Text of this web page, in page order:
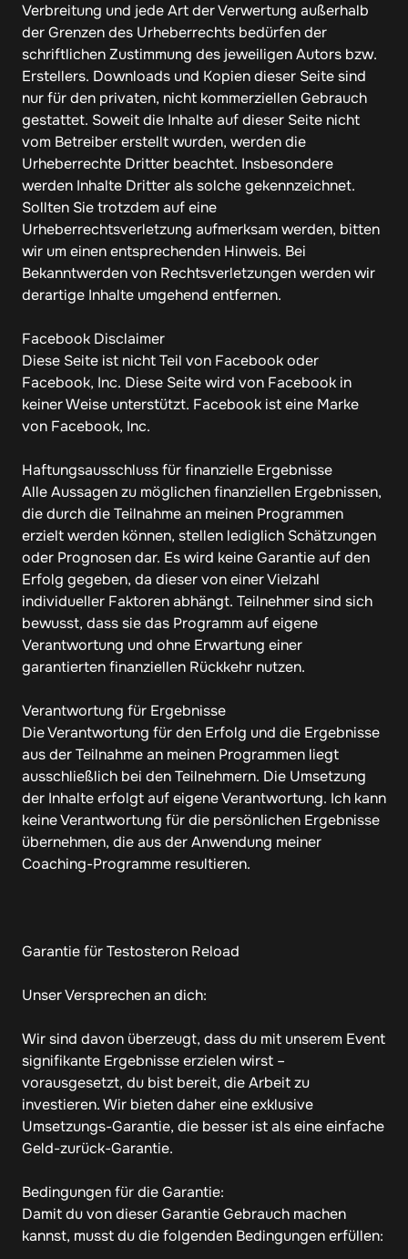
Verbreitung und jede Art der Verwertung außerhalb
der Grenzen des Urheberrechts bedürfen der
schriftlichen Zustimmung des jeweiligen Autors bzw.
Erstellers. Downloads und Kopien dieser Seite sind
nur für den privaten, nicht kommerziellen Gebrauch
gestattet. Soweit die Inhalte auf dieser Seite nicht
vom Betreiber erstellt wurden, werden die
Urheberrechte Dritter beachtet. Insbesondere
werden Inhalte Dritter als solche gekennzeichnet.
Sollten Sie trotzdem auf eine
Urheberrechtsverletzung aufmerksam werden, bitten
wir um einen entsprechenden Hinweis. Bei
Bekanntwerden von Rechtsverletzungen werden wir
derartige Inhalte umgehend entfernen.
Facebook Disclaimer
Diese Seite ist nicht Teil von Facebook oder
Facebook, Inc. Diese Seite wird von Facebook in
keiner Weise unterstützt. Facebook ist eine Marke
von Facebook, Inc.
Haftungsausschluss für finanzielle Ergebnisse
Alle Aussagen zu möglichen finanziellen Ergebnissen,
die durch die Teilnahme an meinen Programmen
erzielt werden können, stellen lediglich Schätzungen
oder Prognosen dar. Es wird keine Garantie auf den
Erfolg gegeben, da dieser von einer Vielzahl
individueller Faktoren abhängt. Teilnehmer sind sich
bewusst, dass sie das Programm auf eigene
Verantwortung und ohne Erwartung einer
garantierten finanziellen Rückkehr nutzen.
Verantwortung für Ergebnisse
Die Verantwortung für den Erfolg und die Ergebnisse
aus der Teilnahme an meinen Programmen liegt
ausschließlich bei den Teilnehmern. Die Umsetzung
der Inhalte erfolgt auf eigene Verantwortung. Ich kann
keine Verantwortung für die persönlichen Ergebnisse
übernehmen, die aus der Anwendung meiner
Coaching-Programme resultieren.
Garantie für Testosteron Reload
Unser Versprechen an dich:
Wir sind davon überzeugt, dass du mit unserem Event
signifikante Ergebnisse erzielen wirst –
vorausgesetzt, du bist bereit, die Arbeit zu
investieren. Wir bieten daher eine exklusive
Umsetzungs-Garantie, die besser ist als eine einfache
Geld-zurück-Garantie.
Bedingungen für die Garantie:
Damit du von dieser Garantie Gebrauch machen
kannst, musst du die folgenden Bedingungen erfüllen: